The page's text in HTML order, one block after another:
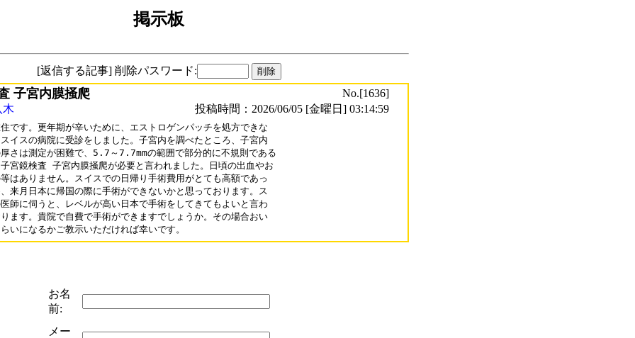
掲示板
[返信する記事] 削除パスワード:
子宮内膜掻爬
No.[1636]
木
投稿時間：2026/06/05 [金曜日] 03:14:59
です。更年期が辛いために、エストロゲンパッチを処方できな
イスの病院に受診をしました。子宮内を調べたところ、子宮内
さは測定が困難で、5.7～7.7mmの範囲で部分的に不規則である
宮鏡検査 子宮内膜掻爬が必要と言われました。日頃の出血やお
はありません。スイスでの日帰り手術費用がとても高額であっ
来月日本に帰国の際に手術ができないかと思っております。ス
師に伺うと、レベルが高い日本で手術をしてきてもよいと言わ
ます。貴院で自費で手術ができますでしょうか。その場合おい
いになるかご教示いただければ幸いです。
お名
前:
メー